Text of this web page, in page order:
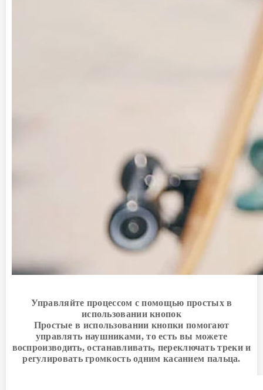
Управляйте процессом с помощью простых в
использовании кнопок
Простые в использовании кнопки помогают
управлять наушниками, то есть вы можете
воспроизводить, останавливать, переключать треки и
регулировать громкость одним касанием пальца.